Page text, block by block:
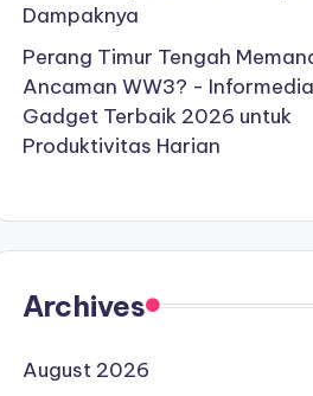
Dampaknya
Perang Timur Tengah
Ancaman WW3? - Informedia
Gadget Terbaik 2026 untuk
Produktivitas Harian
Archives
August 2026